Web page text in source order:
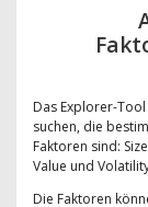
Das Explorer-
suchen, die
Faktoren sind:
Value und
Die Faktoren